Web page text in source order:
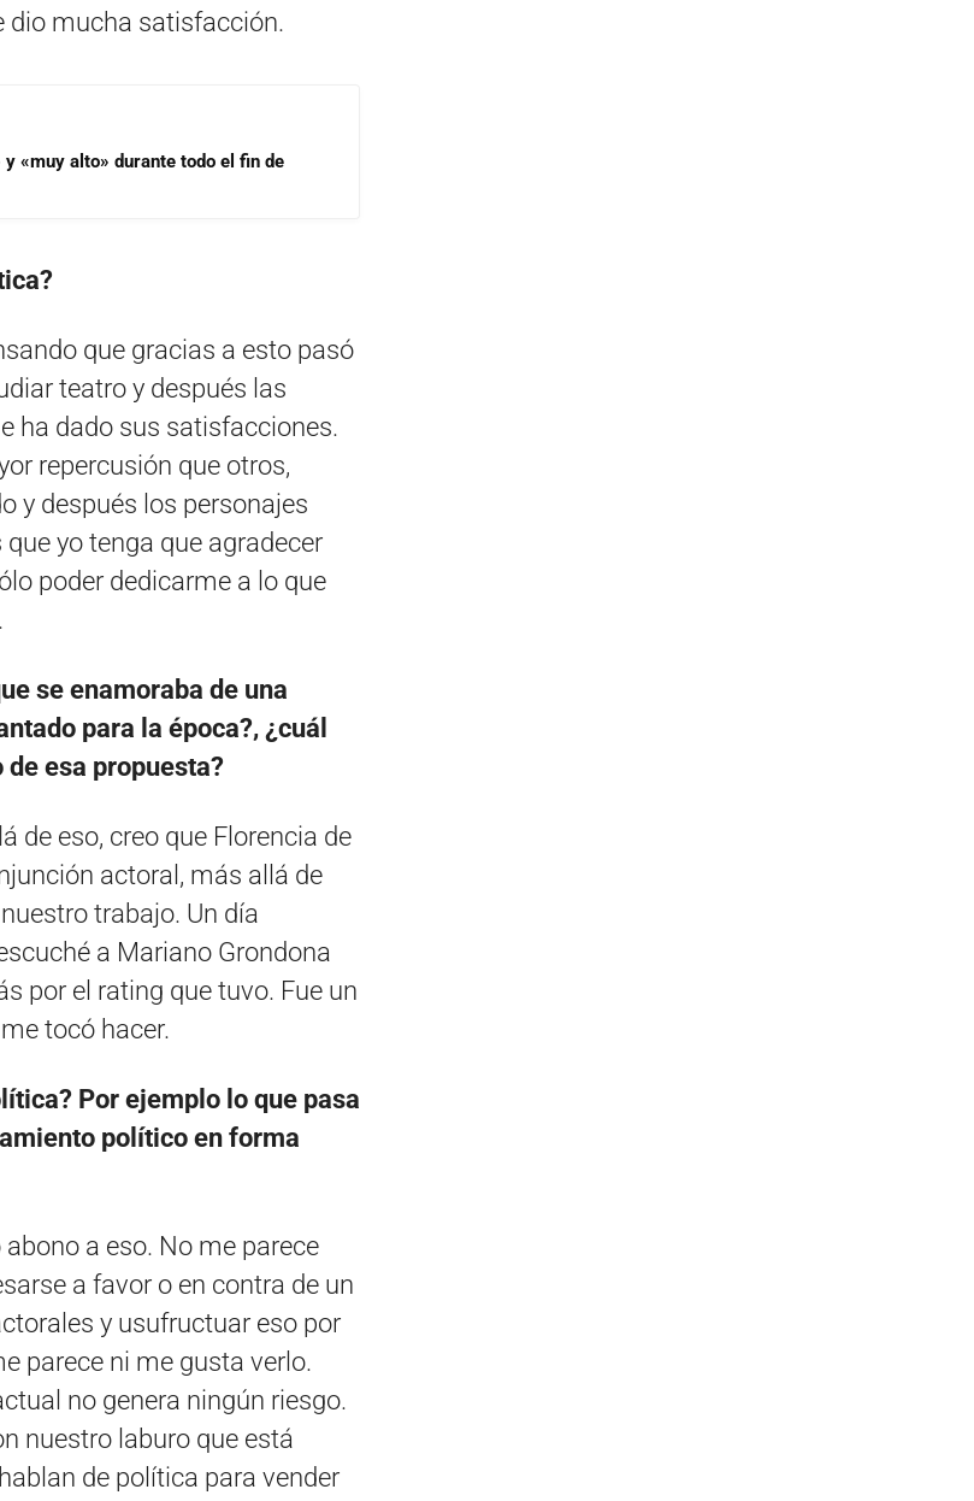
dio mucha satisfacción.
«muy alto» durante todo el fin de
que gracias a esto pasó
teatro y después las
ha dado sus satisfacciones.
repercusión que otros,
y después los personajes
yo tenga que agradecer
poder dedicarme a lo que
se enamoraba de una
para la época?, ¿cuál
esa propuesta?
de eso, creo que Florencia de
actoral, más allá de
trabajo. Un día
a Mariano Grondona
por el rating que tuvo. Fue un
tocó hacer.
Por ejemplo lo que pasa
político en forma
a eso. No me parece
a favor o en contra de un
y usufructuar eso por
parece ni me gusta verlo.
no genera ningún riesgo.
nuestro laburo que está
de política para vender